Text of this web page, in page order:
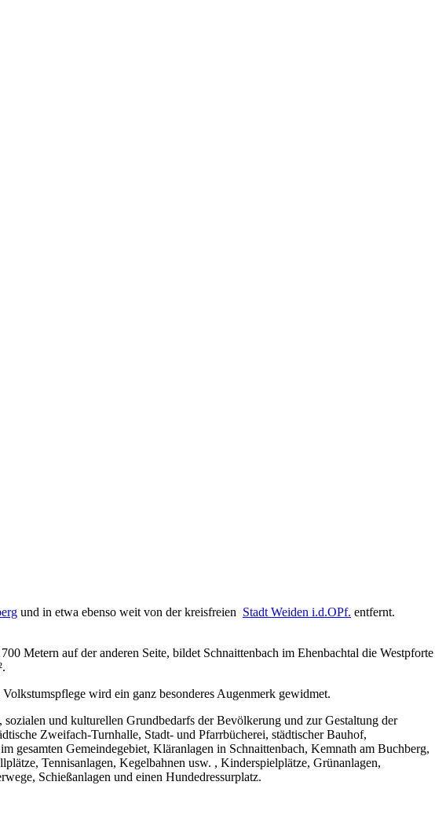
und in etwa ebenso weit von der kreisfreien Stadt Weiden i.d.OPf. entfernt.
Metern auf der anderen Seite, bildet Schnaittenbach im Ehenbachtal die Westpforte
wird ein ganz besonderes Augenmerk gewidmet.
und kulturellen Grundbedarfs der Bevölkerung und zur Gestaltung der
Zweifach-Turnhalle, Stadt- und Pfarrbücherei, städtischer Bauhof,
gesamten Gemeindegebiet, Kläranlagen in Schnaittenbach, Kemnath am Buchberg,
Tennisanlagen, Kegelbahnen usw. , Kinderspielplätze, Grünanlagen,
Schießanlagen und einen Hundedressurplatz.